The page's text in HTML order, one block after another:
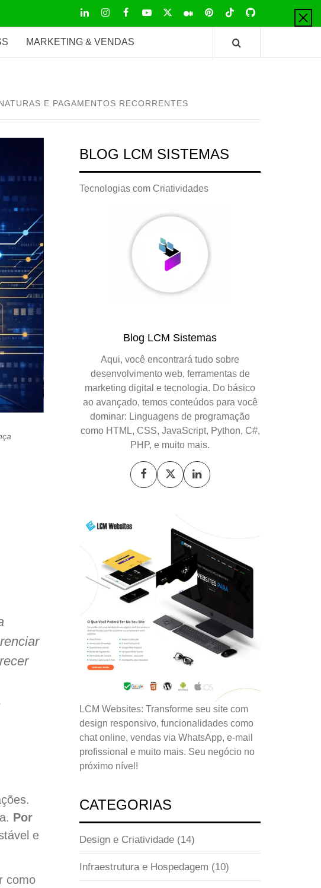
LinkedInInstagramFacebook
Youtube
X PinterestTiktokGithub
MARKETING & VENDAS
E PAGAMENTOS RECORRENTES
Por
e
como
BLOG LCM SISTEMAS
Tecnologias com Criatividades
Blog LCM Sistemas
Aqui, você encontrará tudo sobre
desenvolvimento web, ferramentas de
marketing digital e tecnologia. Do básico
ao avançado, temos conteúdos para você
dominar: Linguagens de programação
como HTML, CSS, JavaScript, Python, C#,
PHP, e muito mais.
LCM Websites: Transforme seu site com
design responsivo, funcionalidades como
chat online, vendas via WhatsApp, e-mail
profissional e muito mais. Seu negócio no
próximo nível!
CATEGORIAS
Design e Criatividade (14)
Infraestrutura e Hospedagem (10)